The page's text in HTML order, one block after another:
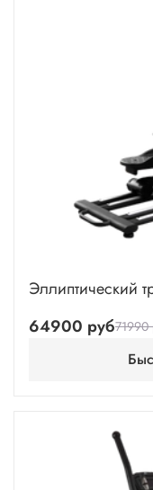
Эллиптический
64900 руб71990